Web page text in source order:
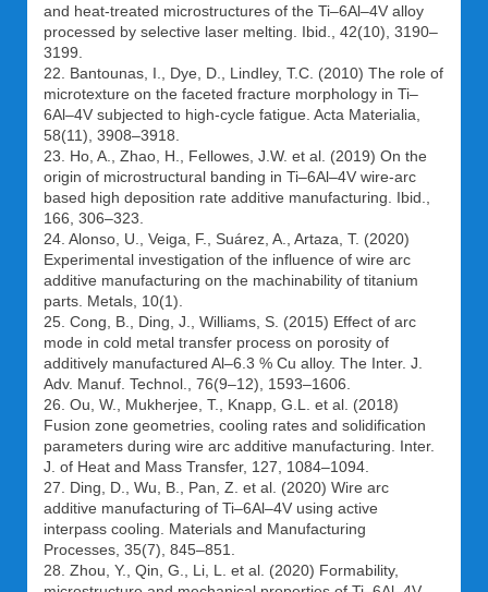
and heat-treated microstructures of the Ti–6Al–4V alloy
processed by selective laser melting. Ibid., 42(10), 3190–
3199.
22. Bantounas, I., Dye, D., Lindley, T.C. (2010) The role of
microtexture on the faceted fracture morphology in Ti–
6Al–4V subjected to high-cycle fatigue. Acta Materialia,
58(11), 3908–3918.
23. Ho, A., Zhao, H., Fellowes, J.W. et al. (2019) On the
origin of microstructural banding in Ti–6Al–4V wire-arc
based high deposition rate additive manufacturing. Ibid.,
166, 306–323.
24. Alonso, U., Veiga, F., Suárez, A., Artaza, T. (2020)
Experimental investigation of the influence of wire arc
additive manufacturing on the machinability of titanium
parts. Metals, 10(1).
25. Cong, B., Ding, J., Williams, S. (2015) Effect of arc
mode in cold metal transfer process on porosity of
additively manufactured Al–6.3 % Cu alloy. The Inter. J.
Adv. Manuf. Technol., 76(9‒12), 1593–1606.
26. Ou, W., Mukherjee, T., Knapp, G.L. et al. (2018)
Fusion zone geometries, cooling rates and solidification
parameters during wire arc additive manufacturing. Inter.
J. of Heat and Mass Transfer, 127, 1084–1094.
27. Ding, D., Wu, B., Pan, Z. et al. (2020) Wire arc
additive manufacturing of Ti–6Al–4V using active
interpass cooling. Materials and Manufacturing
Processes, 35(7), 845–851.
28. Zhou, Y., Qin, G., Li, L. et al. (2020) Formability,